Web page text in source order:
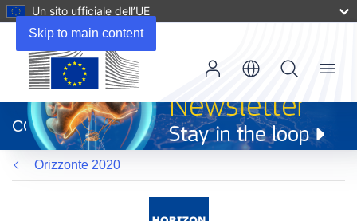
Skip to main content
Un sito ufficiale dell’UE
apre
in
una
nuova
finestra)
CORDIS
Menu
Orizzonte 2020